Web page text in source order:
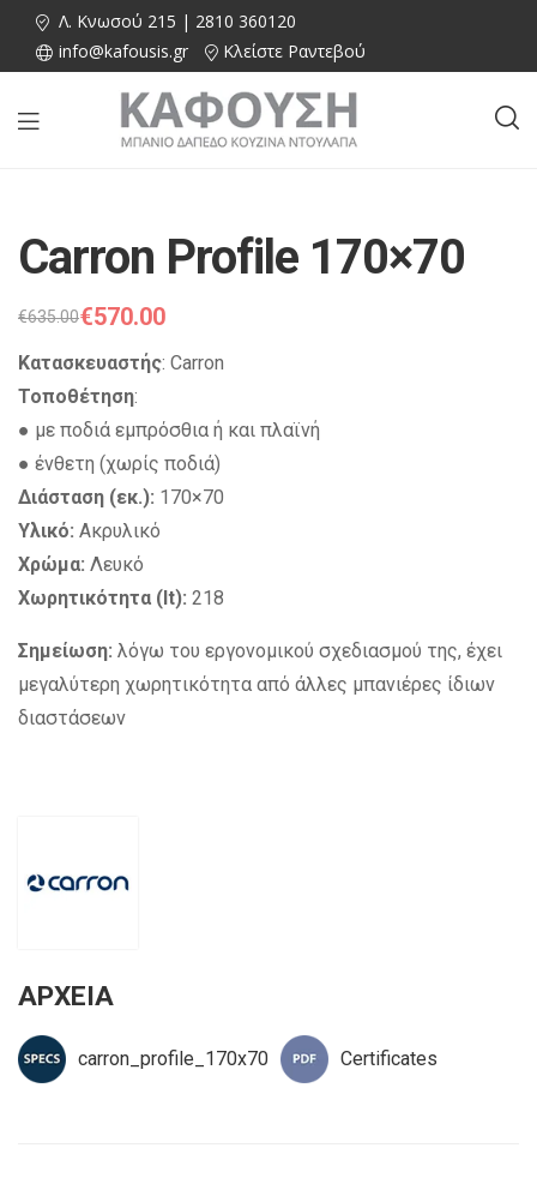
Λ. Κνωσού 215 | 2810 360120
info@kafousis.gr
Κλείστε Ραντεβού
Carron Profile 170×70
€635.00€570.00
Κατασκευαστής: Carron
Τοποθέτηση:
● με ποδιά εμπρόσθια ή και πλαϊνή
● ένθετη (χωρίς ποδιά)
Διάσταση (εκ.): 170×70
Υλικό: Ακρυλικό
Χρώμα: Λευκό
Χωρητικότητα (lt): 218
Σημείωση: λόγω του εργονομικού σχεδιασμού της, έχει
μεγαλύτερη χωρητικότητα από άλλες μπανιέρες ίδιων
διαστάσεων
ΑΡΧΕΙΑ
carron_profile_170x70 Certificates